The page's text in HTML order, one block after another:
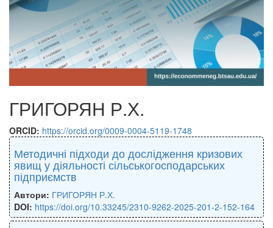
ГРИГОРЯН Р.Х.
ORCID: https://orcid.org/0009-0004-5119-1748
Методичні підходи до дослідження кризових
явищ у діяльності сільськогосподарських
підприємств
Автори: ГРИГОРЯН Р.Х.
DOI: https://doi.org/10.33245/2310-9262-2025-201-2-152-164